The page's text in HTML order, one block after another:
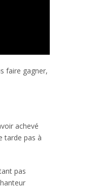
faire gagner,
achevé
tarde pas à
pas